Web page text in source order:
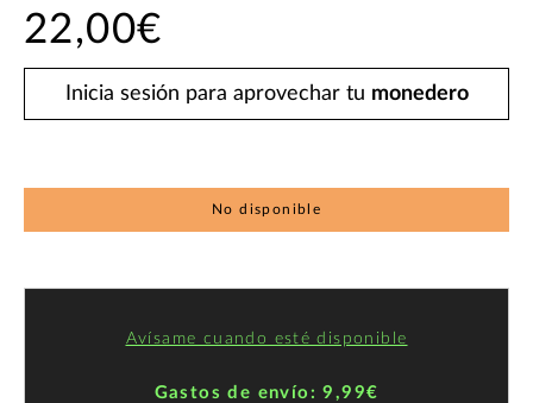
22,00€
Inicia sesión para aprovechar tu monedero
No disponible
Avísame cuando esté disponible
Gastos de envío: 9,99€